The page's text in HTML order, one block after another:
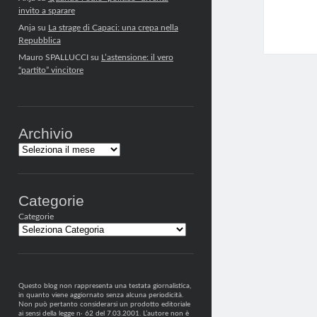
invito a sparare
Anjasu La strage di Capaci: una crepa nella
Repubblica
Mauro SPALLUCCIsu L’astensione: il vero
“partito” vincitore
Archivio
Archivi
Categorie
Categorie
Questo blog non rappresenta una testata giornalistica,
in quanto viene aggiornato senza alcuna periodicità.
Non può pertanto considerarsi un prodotto editoriale
ai sensi della legge n· 62 del 7.03.2001. L’autore non è